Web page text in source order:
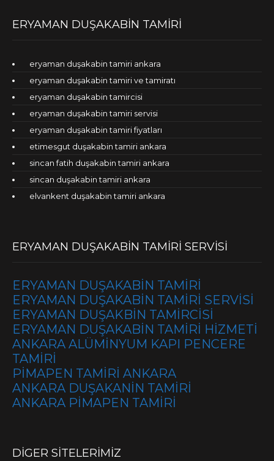
ERYAMAN DUŞAKABİN TAMİRİ
eryaman duşakabin tamiri ankara
eryaman duşakabin tamiri ve tamiratı
eryaman duşakabin tamircisi
eryaman duşakabin tamiri servisi
eryaman duşakabin tamiri fiyatları
etimesgut duşakabin tamiri ankara
sincan fatih duşakabin tamiri ankara
sincan duşakabin tamiri ankara
elvankent duşakabin tamiri ankara
ERYAMAN DUŞAKABİN TAMİRİ SERVİSİ
ERYAMAN DUŞAKABİN TAMİRİ
ERYAMAN DUŞAKABİN TAMİRİ SERVİSİ
ERYAMAN DUŞAKBİN TAMİRCİSİ
ERYAMAN DUŞAKABİN TAMİRİ HİZMETİ
ANKARA ALÜMİNYUM KAPI PENCERE
TAMİRİ
PİMAPEN TAMİRİ ANKARA
ANKARA DUŞAKANİN TAMİRİ
ANKARA PİMAPEN TAMİRİ
DİGER SİTELERİMİZ